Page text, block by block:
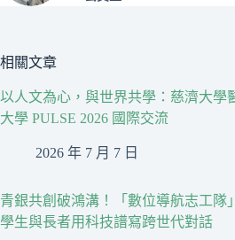
相關文章
以人文為心，與世界共學：慈濟大學
大學 PULSE 2026 國際交流
2026 年 7 月 7 日
青銀共創破鴻溝！「數位導航志工隊
學生與長者用科技譜寫跨世代對話